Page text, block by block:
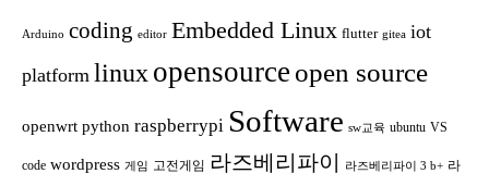
Arduino coding editor Embedded Linux flutter gitea iot
platform linux opensource open source
openwrt python raspberrypi Software sw교육 ubuntu VS
code wordpress 게임 고전게임 라즈베리파이 라즈베리파이 3 b+ 라